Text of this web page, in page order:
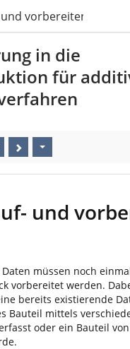
vorbereiten
in die
für
vorbereiten
und
müssen noch
vorbereitet werden.
bereits existierende
Bauteil mittels
oder ein Bauteil